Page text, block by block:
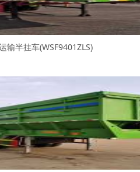
输半挂车(WSF9401ZLS)